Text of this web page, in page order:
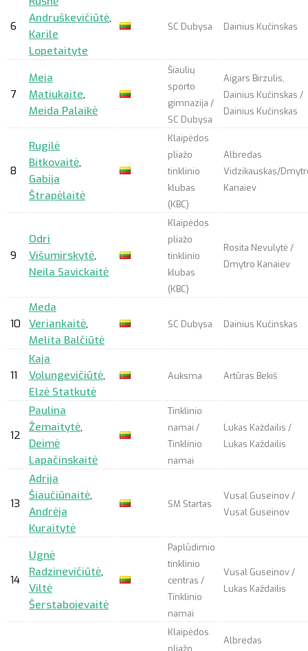
6
Andruškevičiūtė,
Karile
Lopetaityte
SC Dubysa Dainius Kučinskas
7
Meja
Matiukaite,
Meida Palaikė
Šiaulių
sporto
gimnazija /
SC Dubysa
Aigars Birzulis,
Dainius Kučinskas /
Dainius Kučinskas
8
Rugilė
Bitkovaitė,
Gabija
Štrapėlaitė
Klaipėdos
pliažo
tinklinio
klubas
(KBC)
Albredas
Vidzikauskas/
Kanaiev
9
Odri
Višumirskytė,
Neila Savickaitė
Klaipėdos
pliažo
tinklinio
klubas
(KBC)
Rosita Nevulytė /
Dmytro Kanaiev
10
Meda
Veriankaitė,
Melita Balčiūtė
SC Dubysa Dainius Kučinskas
11
Kaja
Volungevičiūtė,
Elzė Statkutė
Auksma Artūras Bekiš
12
Paulina
Žemaitytė,
Deimė
Lapačinskaitė
Tinklinio
namai /
Tinklinio
namai
Lukas Každailis /
Lukas Každailis
13
Adrija
Šiaučiūnaitė,
Andrėja
Kuraitytė
SM Startas
Vusal Guseinov /
Vusal Guseinov
14
Ugnė
Radzinevičiūtė,
Viltė
Šerstabojevaitė
Paplūdimio
tinklinio
centras /
Tinklinio
namai
Vusal Guseinov /
Lukas Každailis
Klaipėdos
pliažo
Albredas